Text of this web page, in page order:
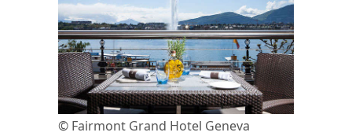
© Fairmont Grand Hotel Geneva